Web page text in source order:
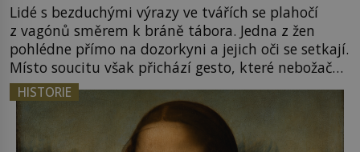
Lidé s bezduchými výrazy ve tvářích se plahočí
z vagónů směrem k bráně tábora. Jedna z žen
pohlédne přímo na dozorkyni a jejich oči se setkají.
Místo soucitu však přichází gesto, které nebožačku
posílá rovnou do plynové komory. Jména jako
Rudolf Höss (1901–1947), Josef Mengele (1911–
1979) či Heinrich Himmler (1900–1945) zná každý,
o koho se historie jen otřela. Jenže […]
HISTORIE